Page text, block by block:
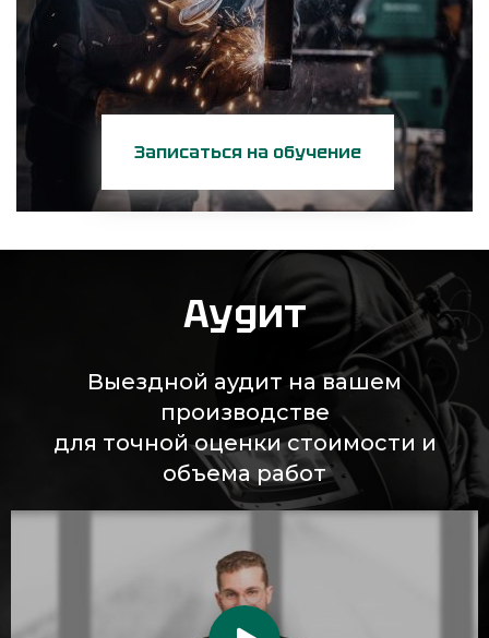
Записаться на обучение
Аудит
Выездной аудит на вашем
производстве
для точной оценки стоимости и
объема работ